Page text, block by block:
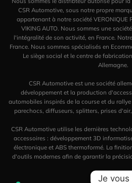
CSR Automotive, sous notre propre
appartenant à notre société VERONIQUE
VIKING AUTO. Nous sommes une
l'intégralité de son activité, en France.
France. Nous sommes spécialisés en
Le siège social et le centre de
Allemagne.
CSR Automotive est une société
développement et la production
automobiles inspirés de la course et du
parechocs, diffuseurs, splitters, prises
CSR Automotive utilise les dernières
accessoires : développement 3D
électronique et ABS thermoformé. La
d'outils modernes afin de garantir la
Je